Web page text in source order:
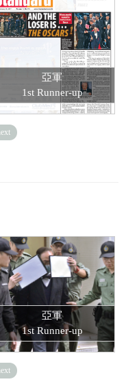
亞軍
1st Runner-up
亞軍
1st Runner-up